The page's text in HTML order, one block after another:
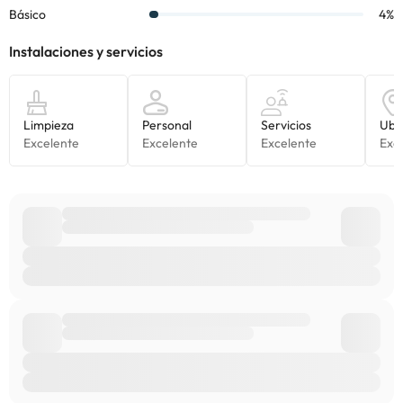
consultar sus tarifas directamente en el establecimiento. Toda la
alojamiento. Si tienes dudas, contáctanos.